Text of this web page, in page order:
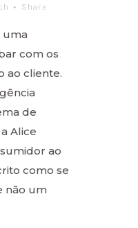
Share
uma
com os
ao cliente.
de
Alice
ao
como se
não um